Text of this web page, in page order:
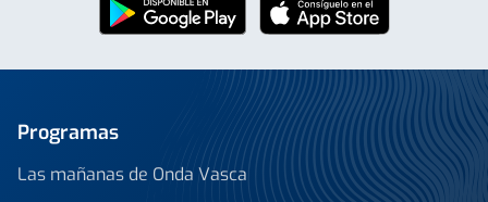
Programas
Las mañanas de Onda Vasca